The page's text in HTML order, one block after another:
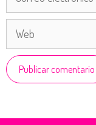
electrónico
Web